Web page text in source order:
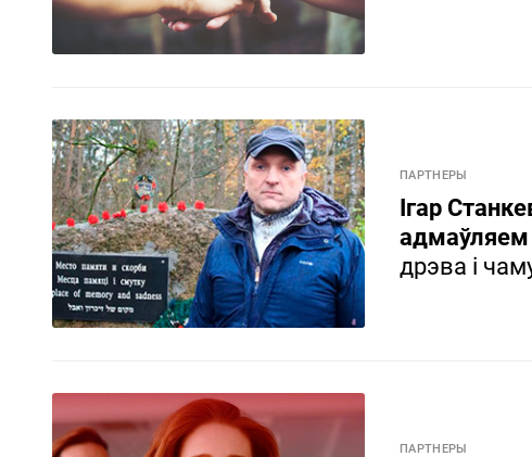
ПАРТНЕРЫ
Ігар
адмаўляем
дрэва і
ПАРТНЕРЫ